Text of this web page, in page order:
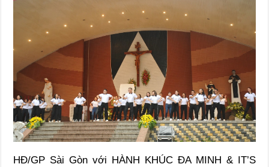
HĐ/GP Sài Gòn với HÀNH KHÚC ĐA MINH & IT’S